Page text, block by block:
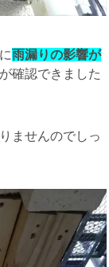
雨漏りの影響が
確認できました
ませんのでしっ